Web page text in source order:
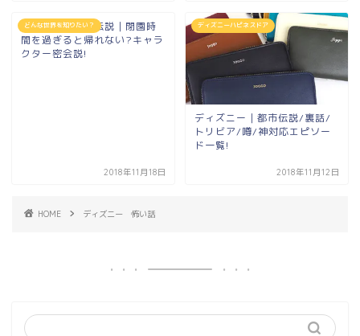
どんな世界を知りたい？
ディズニー都市伝説｜閉園時
間を過ぎると帰れない?キャラ
クター密会説!
2018年11月18日
ディズニーハピネスドア
ディズニー｜都市伝説/裏話/
トリビア/噂/神対応エピソー
ド一覧!
2018年11月12日
HOME ディズニー 怖い話